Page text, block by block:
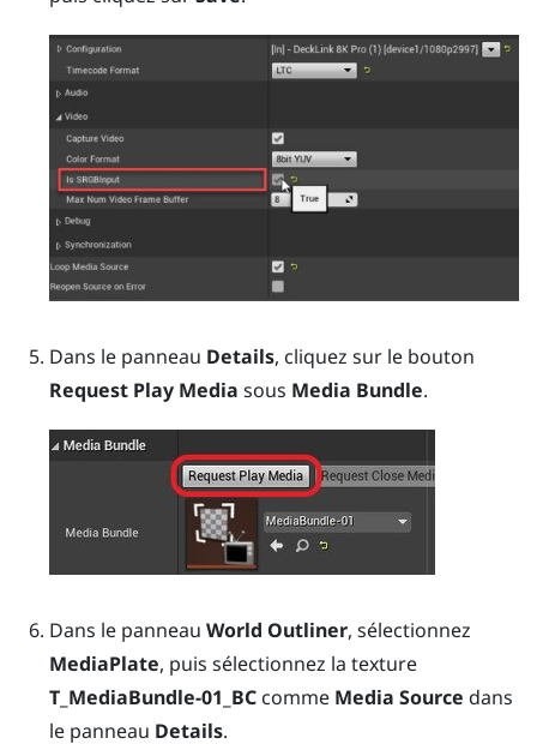
Dans le panneau Details, cliquez sur le bouton
Request Play Media sous Media Bundle.
Dans le panneau World Outliner, sélectionnez
MediaPlate, puis sélectionnez la texture
T_MediaBundle-01_BCcomme Media Source dans
le panneau Details.